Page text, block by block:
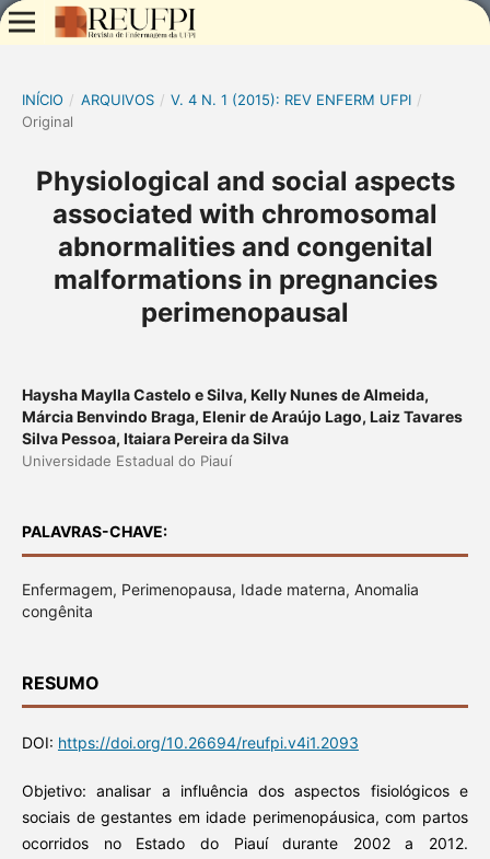
INÍCIO / ARQUIVOS / V. 4 N. 1 (2015): REV ENFERM UFPI /
Original
Physiological and social aspects
associated with chromosomal
abnormalities and congenital
malformations in pregnancies
perimenopausal
Haysha Maylla Castelo e Silva, Kelly Nunes de Almeida,
Márcia Benvindo Braga, Elenir de Araújo Lago, Laiz Tavares
Silva Pessoa, Itaiara Pereira da Silva
Universidade Estadual do Piauí
PALAVRAS-CHAVE:
Enfermagem, Perimenopausa, Idade materna, Anomalia
congênita
RESUMO
DOI: https://doi.org/10.26694/reufpi.v4i1.2093
Objetivo: analisar a influência dos aspectos fisiológicos e
sociais de gestantes em idade perimenopáusica, com partos
ocorridos no Estado do Piauí durante 2002 a 2012.